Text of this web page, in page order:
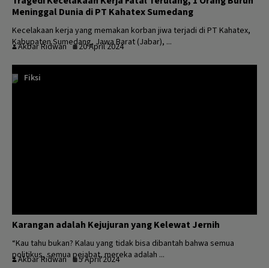
Meninggal Dunia di PT Kahatex Sumedang
Kecelakaan kerja yang memakan korban jiwa terjadi di PT Kahatex,
Kabupaten Sumedang, Jawa Barat (Jabar), ...
Akbar Ridwan 20 April 2024
Fiksi
Karangan adalah Kejujuran yang Kelewat Jernih
“Kau tahu bukan? Kalau yang tidak bisa dibantah bahwa semua
politikus, semua pejabat, mereka adalah ...
Akbar Ridwan 5 April 2024